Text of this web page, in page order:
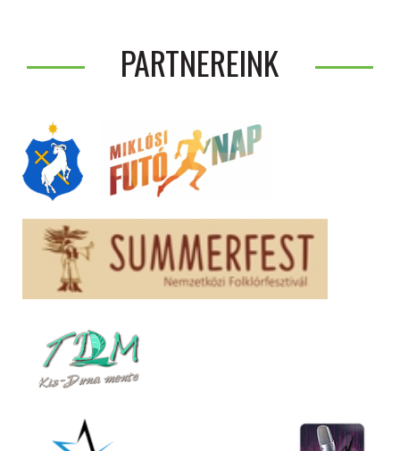
PARTNEREINK